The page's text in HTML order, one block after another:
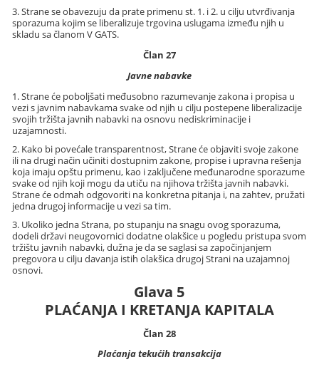
3. Strane se obavezuju da prate primenu st. 1. i 2. u cilju utvrđivanja
sporazuma kojim se liberalizuje trgovina uslugama između njih u
skladu sa članom V GATS.
Član 27
Javne nabavke
1. Strane će poboljšati međusobno razumevanje zakona i propisa u
vezi s javnim nabavkama svake od njih u cilju postepene liberalizacije
svojih tržišta javnih nabavki na osnovu nediskriminacije i
uzajamnosti.
2. Kako bi povećale transparentnost, Strane će objaviti svoje zakone
ili na drugi način učiniti dostupnim zakone, propise i upravna rešenja
koja imaju opštu primenu, kao i zaključene međunarodne sporazume
svake od njih koji mogu da utiču na njihova tržišta javnih nabavki.
Strane će odmah odgovoriti na konkretna pitanja i, na zahtev, pružati
jedna drugoj informacije u vezi sa tim.
3. Ukoliko jedna Strana, po stupanju na snagu ovog sporazuma,
dodeli državi neugovornici dodatne olakšice u pogledu pristupa svom
tržištu javnih nabavki, dužna je da se saglasi sa započinjanjem
pregovora u cilju davanja istih olakšica drugoj Strani na uzajamnoj
osnovi.
Glava 5
PLAĆANJA I KRETANJA KAPITALA
Član 28
Plaćanja tekućih transakcija